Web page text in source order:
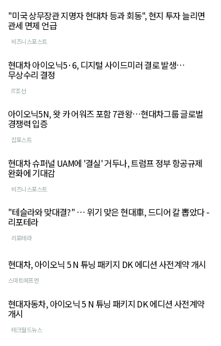
"미국 상무장관 지명자 현대차 등과 회동", 현지 투자 늘리면
관세 면제 언급
비즈니스포스트
현대차 아이오닉5·6, 디지털 사이드미러 결로 발생…
무상수리 결정
IT조선
아이오닉5N, 왓 카 어워즈 포함 7관왕…현대차그룹 글로벌
경쟁력 입증
잡포스트
현대차 슈퍼널 UAM에 '결실' 거두나, 트럼프 정부 항공규제
완화에 기대감
비즈니스포스트
"테슬라와 맞대결?" … 위기 맞은 현대車, 드디어 칼 뽑았다 -
리포테라
리포테라
현대차, 아이오닉 5 N 튜닝 패키지 DK 에디션 사전계약 개시
스마트에프엔
현대자동차, 아이오닉 5 N 튜닝 패키지 DK 에디션 사전계약
개시
테크월드뉴스